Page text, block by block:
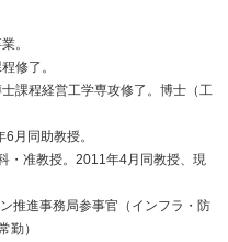
。
修了。
課程経営工学専攻修了。博士（工
月同助教授。
・准教授。2011年4月同教授、現
推進事務局参事官（インフラ・防
勤）